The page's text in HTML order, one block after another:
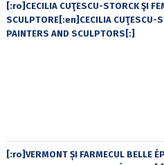
[:ro]CECILIA CUŢESCU-STORCK ŞI
SCULPTORE[:en]CECILIA CUŢESCU-
PAINTERS AND SCULPTORS[:]
[:ro]VERMONT ȘI FARMECUL BELLE